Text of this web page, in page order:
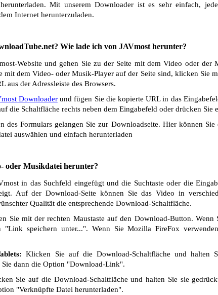
Mit unserem Downloader ist es sehr einfach,
Internet herunterzuladen.
Wie lade ich von JAVmost herunter?
Website und gehen Sie zu der Seite mit dem Video oder der
mit dem Video- oder Musik-Player auf der Seite sind, klicken Sie
aus der Adressleiste des Browsers.
Downloaderund fügen Sie die kopierte URL in das
die Schaltfläche rechts neben dem Eingabefeld oder drücken Sie
des Formulars gelangen Sie zur Downloadseite. Hier können
auswählen und einfach herunterladen
oder Musikdatei herunter?
in das Suchfeld eingefügt und die Suchtaste oder die
Auf der Download-Seite können Sie das Video in
Qualität die entsprechende Download-Schaltfläche.
Sie mit der rechten Maustaste auf den Download-Button. Wenn
"Link speichern unter...". Wenn Sie Mozilla FireFox
Klicken Sie auf die Download-Schaltfläche und halten
dann die Option "Download-Link".
Sie auf die Download-Schaltfläche und halten Sie sie
"Verknüpfte Datei herunterladen".